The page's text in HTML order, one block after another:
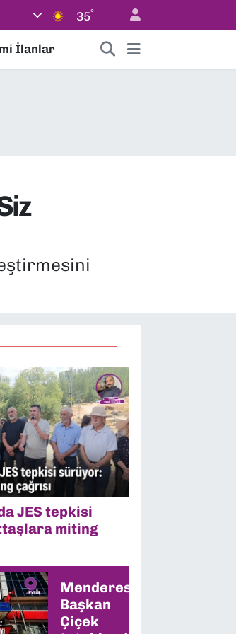
35°
İlanlar
JES tepkisi
miting
Menderes’te
Başkan
Çiçek